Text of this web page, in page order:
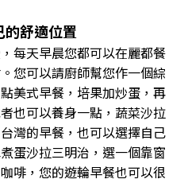
舒適位置
每天早晨您都可以在麗都餐
您可以請廚師幫您作一個綜
美式早餐，培果加炒蛋，再
也可以養身一點，蔬菜沙拉
灣的早餐，也可以選擇自己
蛋沙拉三明治，選一個靠窗
啡，您的遊輪早餐也可以很